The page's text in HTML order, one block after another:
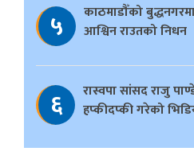
५
काठमाडौँको
आश्विन राउतको निधन
६
रास्वपा सांसद राजु
हप्कीदप्की गरेको